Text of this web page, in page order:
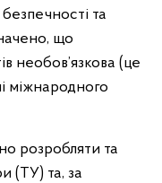
та
що
необов’язкова (це
міжнародного
розробляти та
(ТУ) та, за